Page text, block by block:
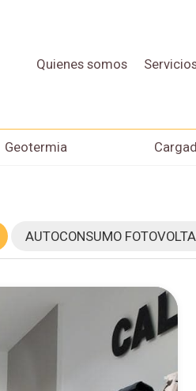
Quienes somos
Geotermia
AUTOCONSUMO